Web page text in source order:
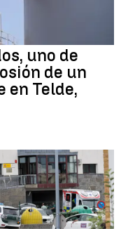
uno de
de un
en Telde,